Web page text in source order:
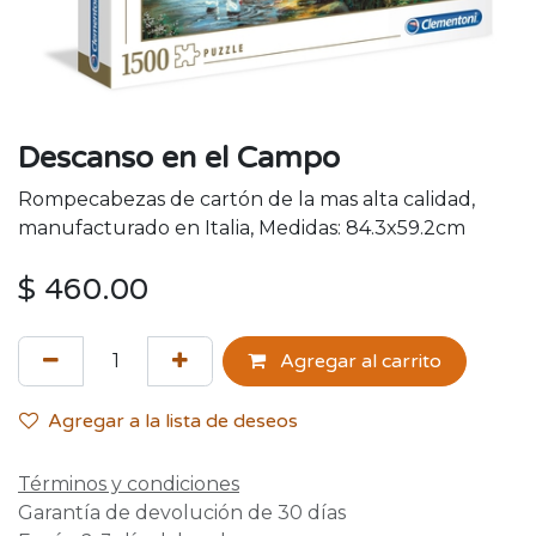
Descanso en el Campo
Rompecabezas de cartón de la mas alta calidad,
manufacturado en Italia, Medidas: 84.3x59.2cm
$ 460.00
Agregar al carrito
Agregar a la lista de deseos
Términos y condiciones
Garantía de devolución de 30 días